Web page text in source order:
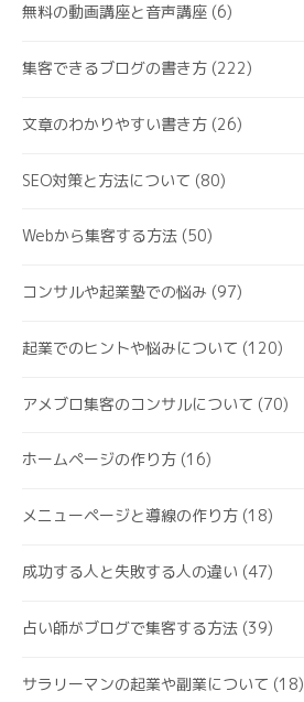
無料の動画講座と音声講座 (6)
集客できるブログの書き方 (222)
文章のわかりやすい書き方 (26)
SEO対策と方法について (80)
Webから集客する方法 (50)
コンサルや起業塾での悩み (97)
起業でのヒントや悩みについて (120)
アメブロ集客のコンサルについて (70)
ホームページの作り方 (16)
メニューページと導線の作り方 (18)
成功する人と失敗する人の違い (47)
占い師がブログで集客する方法 (39)
サラリーマンの起業や副業について (18)